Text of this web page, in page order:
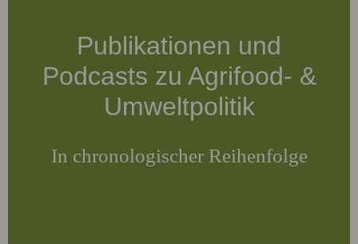
Publikationen und
Podcasts zu Agrifood- &
Umweltpolitik
In chronologischer Reihenfolge